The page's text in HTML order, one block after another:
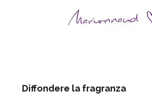
Diffondere la fragranza